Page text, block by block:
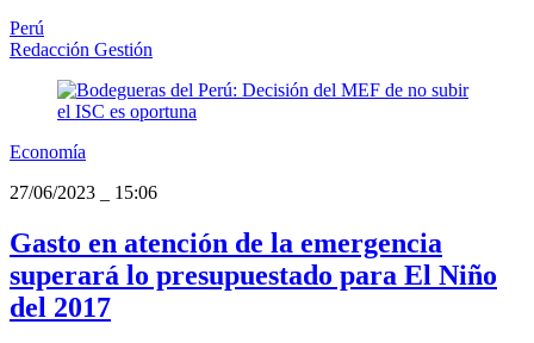
Perú
Redacción Gestión
Economía
27/06/2023
15:06
Gasto en atención de la emergencia
superará lo presupuestado para El Niño
del 2017